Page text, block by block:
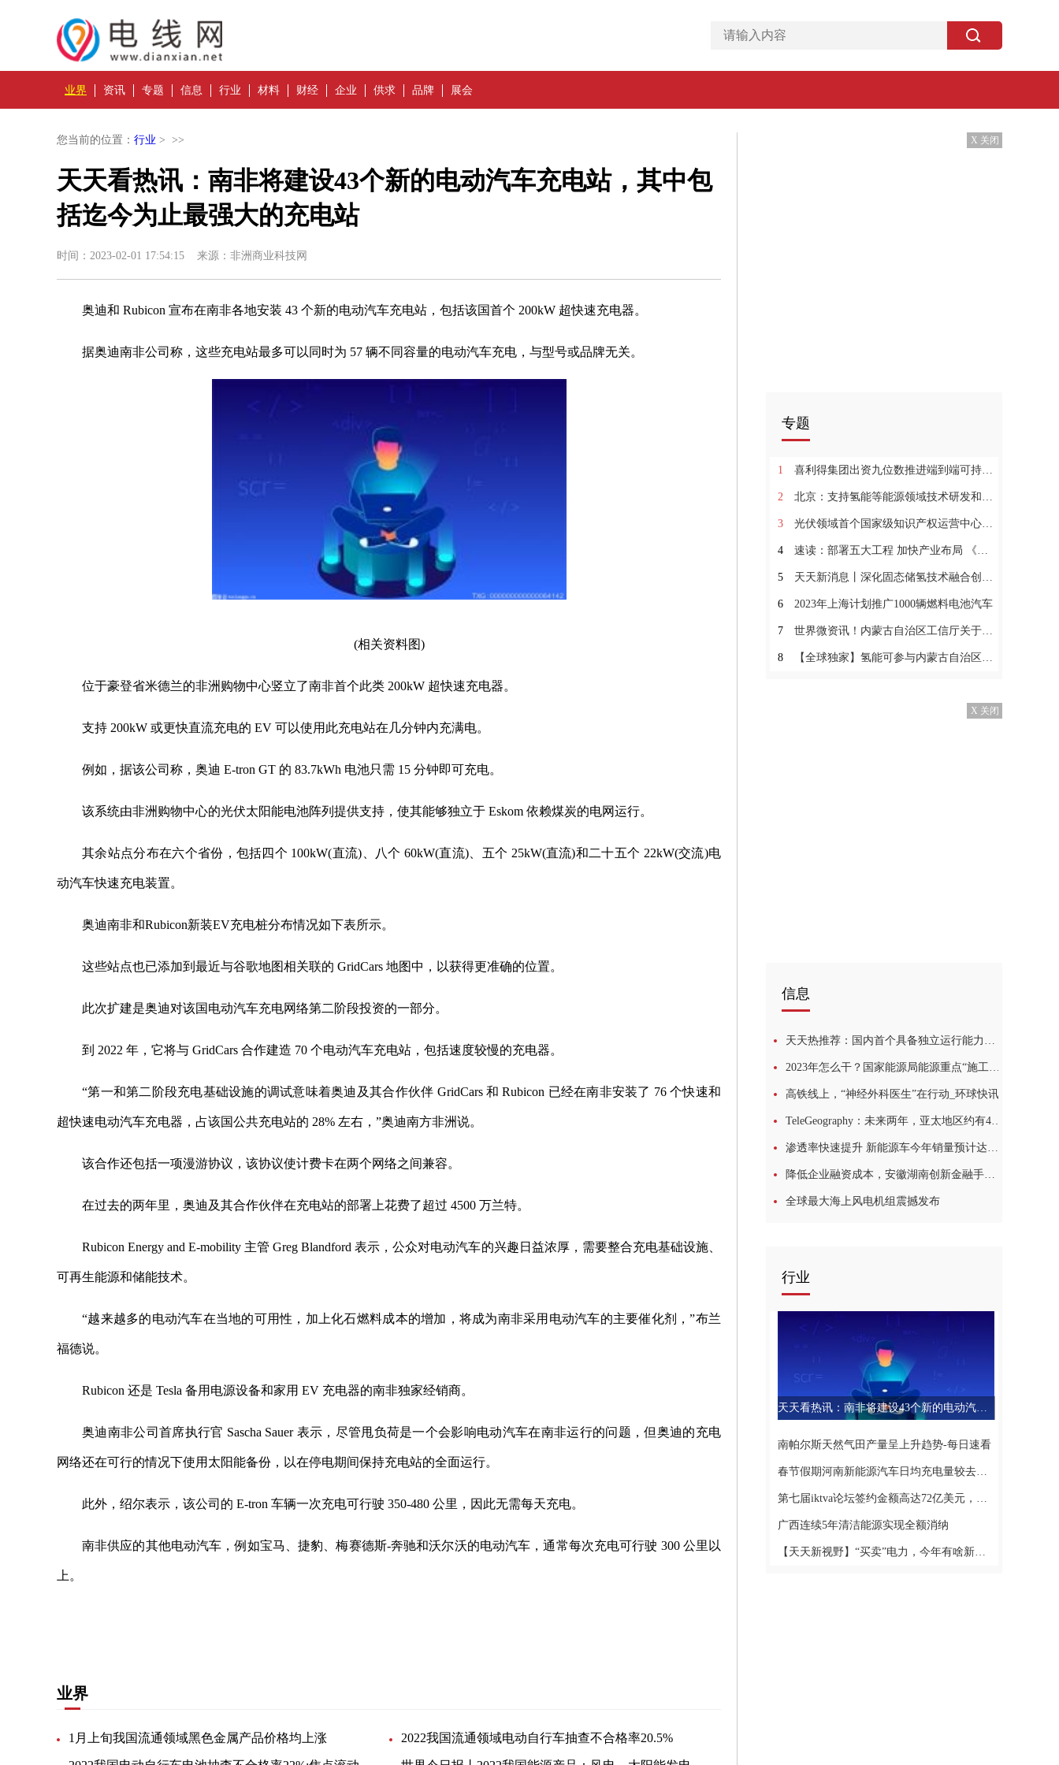
业界 资讯 专题 信息 行业 材料 财经 企业 供求 品牌 展会
您当前的位置： 行业 > >>
天天看热讯：南非将建设43个新的电动汽车充电站，其中包
括迄今为止最强大的充电站
时间：2023-02-01 17:54:15 来源：非洲商业科技网
奥迪和 Rubicon 宣布在南非各地安装 43 个新的电动汽车充电站，包括该国首个 200kW 超快速充电器。
据奥迪南非公司称，这些充电站最多可以同时为 57 辆不同容量的电动汽车充电，与型号或品牌无关。
(相关资料图)
位于豪登省米德兰的非洲购物中心竖立了南非首个此类 200kW 超快速充电器。
支持 200kW 或更快直流充电的 EV 可以使用此充电站在几分钟内充满电。
例如，据该公司称，奥迪 E-tron GT 的 83.7kWh 电池只需 15 分钟即可充电。
该系统由非洲购物中心的光伏太阳能电池阵列提供支持，使其能够独立于 Eskom 依赖煤炭的电网运行。
其余站点分布在六个省份，包括四个 100kW(直流)、八个 60kW(直流)、五个 25kW(直流)和二十五个 22kW(交流)电
动汽车快速充电装置。
奥迪南非和Rubicon新装EV充电桩分布情况如下表所示。
这些站点也已添加到最近与谷歌地图相关联的 GridCars 地图中，以获得更准确的位置。
此次扩建是奥迪对该国电动汽车充电网络第二阶段投资的一部分。
到 2022 年，它将与 GridCars 合作建造 70 个电动汽车充电站，包括速度较慢的充电器。
“第一和第二阶段充电基础设施的调试意味着奥迪及其合作伙伴 GridCars 和 Rubicon 已经在南非安装了 76 个快速和
超快速电动汽车充电器，占该国公共充电站的 28% 左右，”奥迪南方非洲说。
该合作还包括一项漫游协议，该协议使计费卡在两个网络之间兼容。
在过去的两年里，奥迪及其合作伙伴在充电站的部署上花费了超过 4500 万兰特。
Rubicon Energy and E-mobility 主管 Greg Blandford 表示，公众对电动汽车的兴趣日益浓厚，需要整合充电基础设施、
可再生能源和储能技术。
“越来越多的电动汽车在当地的可用性，加上化石燃料成本的增加，将成为南非采用电动汽车的主要催化剂，”布兰
福德说。
Rubicon 还是 Tesla 备用电源设备和家用 EV 充电器的南非独家经销商。
奥迪南非公司首席执行官 Sascha Sauer 表示，尽管甩负荷是一个会影响电动汽车在南非运行的问题，但奥迪的充电
网络还在可行的情况下使用太阳能备份，以在停电期间保持充电站的全面运行。
此外，绍尔表示，该公司的 E-tron 车辆一次充电可行驶 350-480 公里，因此无需每天充电。
南非供应的其他电动汽车，例如宝马、捷豹、梅赛德斯-奔驰和沃尔沃的电动汽车，通常每次充电可行驶 300 公里以
上。
业界
1月上旬我国流通领域黑色金属产品价格均上涨 2022我国流通领域电动自行车抽查不合格率20.5%
X 关闭
专题
1 喜利得集团出资九位数推进端到端可持续发展
2 北京：支持氢能等能源领域技术研发和产业化落地
3 光伏领域首个国家级知识产权运营中心获批建设
4 速读：部署五大工程 加快产业布局 《长沙市氢能产业发展行动方案（2023-2025年）》印发
5 天天新消息丨深化固态储氢技术融合创新 氢枫集团又一科委课题顺利验收
6 2023年上海计划推广1000辆燃料电池汽车
7 世界微资讯！内蒙古自治区工信厅关于开展新能源装备产品优选推荐工作的通知
8 【全球独家】氢能可参与内蒙古自治区开展新能源装备产品优选推荐工作
X 关闭
信息
天天热推荐：国内首个具备独立运行能力的新能源储能项目在内蒙古并网通电
2023年怎么干？国家能源局能源重点“施工图”出炉
高铁线上，“神经外科医生”在行动_环球快讯
TeleGeography：未来两年，亚太地区约有42亿美元的海缆升级和新建计划
渗透率快速提升 新能源车今年销量预计达850万辆
降低企业融资成本，安徽湖南创新金融手段助力线缆产业发展:世界最资讯
全球最大海上风电机组震撼发布
行业
天天看热讯：南非将建设43个新的电动汽车充电站，其中包括迄今为止最强大的充电站
南帕尔斯天然气田产量呈上升趋势-每日速看
春节假期河南新能源汽车日均充电量较去年春节同期增长179.75%-独家焦点
第七届iktva论坛签约金额高达72亿美元，沙特阿美数字公司揭牌
广西连续5年清洁能源实现全额消纳
【天天新视野】“买卖”电力，今年有啥新变化？